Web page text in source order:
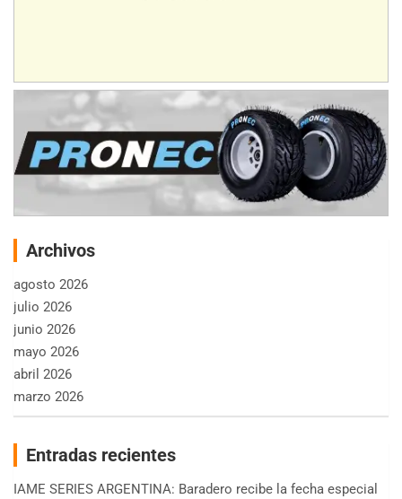
Archivos
agosto 2026
julio 2026
junio 2026
mayo 2026
abril 2026
marzo 2026
Entradas recientes
IAME SERIES ARGENTINA: Baradero recibe la fecha especial